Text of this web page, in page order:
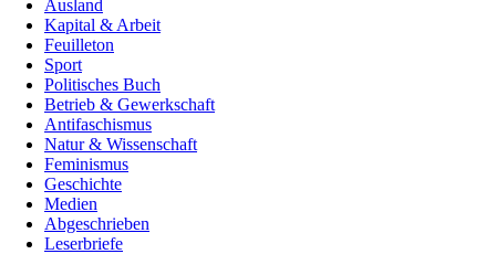
Ausland
Kapital & Arbeit
Feuilleton
Sport
Politisches Buch
Betrieb & Gewerkschaft
Antifaschismus
Natur & Wissenschaft
Feminismus
Geschichte
Medien
Abgeschrieben
Leserbriefe